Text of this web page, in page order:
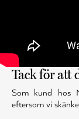
Tack för att
Som kund hos
eftersom vi